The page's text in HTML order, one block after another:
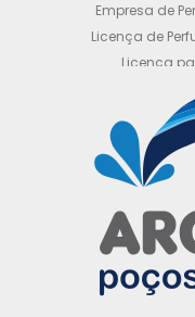
Empresa de
Licença de
Licença
Licença para
Licença
Manutenção
Obtenha sua
Orçamento
Orçamento